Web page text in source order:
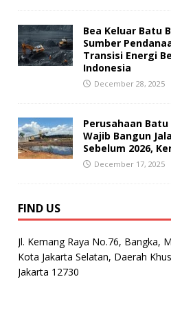
Bea Keluar Batu
Sumber
Transisi Energi
Indonesia
December 28, 2025
Perusahaan
Wajib Bangun
Sebelum 2026,
December 17, 2025
FIND US
Jl. Kemang Raya No.76, Bangka,
Kota Jakarta Selatan, Daerah
Jakarta 12730